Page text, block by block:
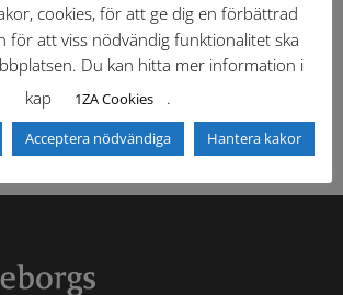
Nyheter
Säkerhetsordningen
cookies, för att ge dig en förbättrad
för att viss nödvändig funktionalitet ska
Du kan hitta mer information i
kap
1ZA Cookies .
Acceptera nödvändiga Hantera kakor